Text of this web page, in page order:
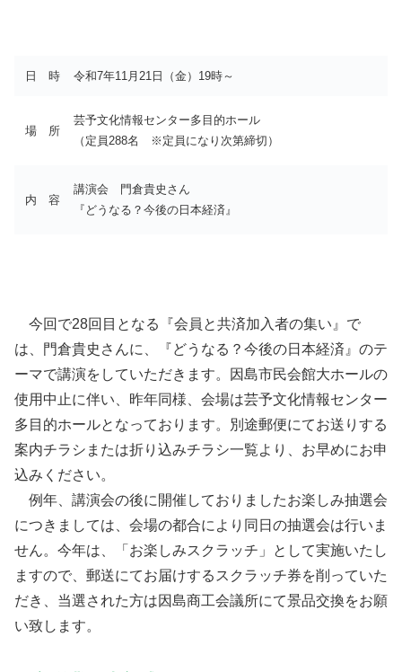
日 時 令和7年11月21日（金）19時～
場 所
芸予文化情報センター多目的ホール
（定員288名 ※定員になり次第締切）
内 容
講演会 門倉貴史さん
『どうなる？今後の日本経済』
今回で28回目となる『会員と共済加入者の集い』で
は、門倉貴史さんに、『どうなる？今後の日本経済』のテ
ーマで講演をしていただきます。因島市民会館大ホールの
使用中止に伴い、昨年同様、会場は芸予文化情報センター
多目的ホールとなっております。別途郵便にてお送りする
案内チラシまたは折り込みチラシ一覧より、お早めにお申
込みください。
例年、講演会の後に開催しておりましたお楽しみ抽選会
につきましては、会場の都合により同日の抽選会は行いま
せん。今年は、「お楽しみスクラッチ」として実施いたし
ますので、郵送にてお届けするスクラッチ券を削っていた
だき、当選された方は因島商工会議所にて景品交換をお願
い致します。